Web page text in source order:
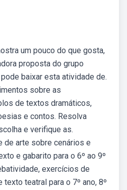
um pouco do que gosta,
proposta do grupo
baixar esta atividade de.
sobre as
de textos dramáticos,
e contos. Resolva
e verifique as.
de arte sobre cenários e
e gabarito para o 6º ao 9º
exercícios de
teatral para o 7º ano, 8º